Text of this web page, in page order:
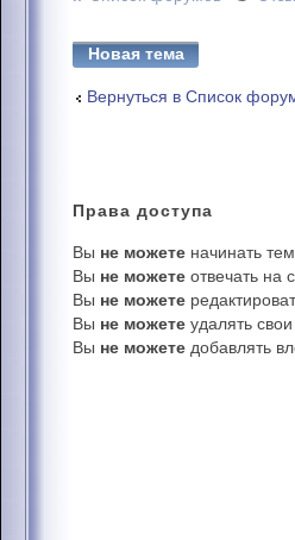
Новая тема
Вернуться в Список
Права доступа
Вы не можете начинать
Вы не можете отвечать на
Вы не можете
Вы не можете удалять
Вы не можете добавлять